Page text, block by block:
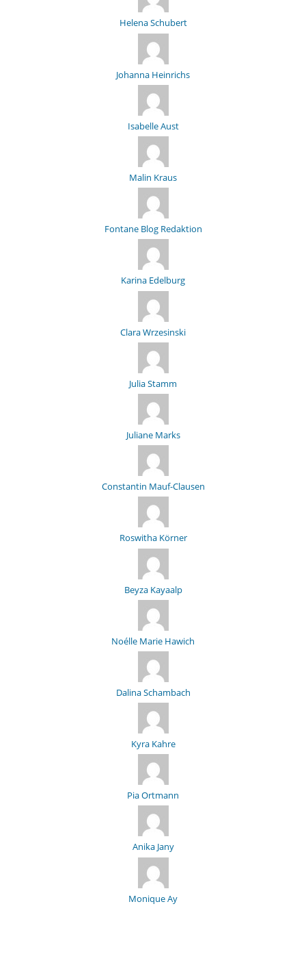
Helena Schubert
Johanna Heinrichs
Isabelle Aust
Malin Kraus
Fontane Blog Redaktion
Karina Edelburg
Clara Wrzesinski
Julia Stamm
Juliane Marks
Constantin Mauf-Clausen
Roswitha Körner
Beyza Kayaalp
Noélle Marie Hawich
Dalina Schambach
Kyra Kahre
Pia Ortmann
Anika Jany
Monique Ay